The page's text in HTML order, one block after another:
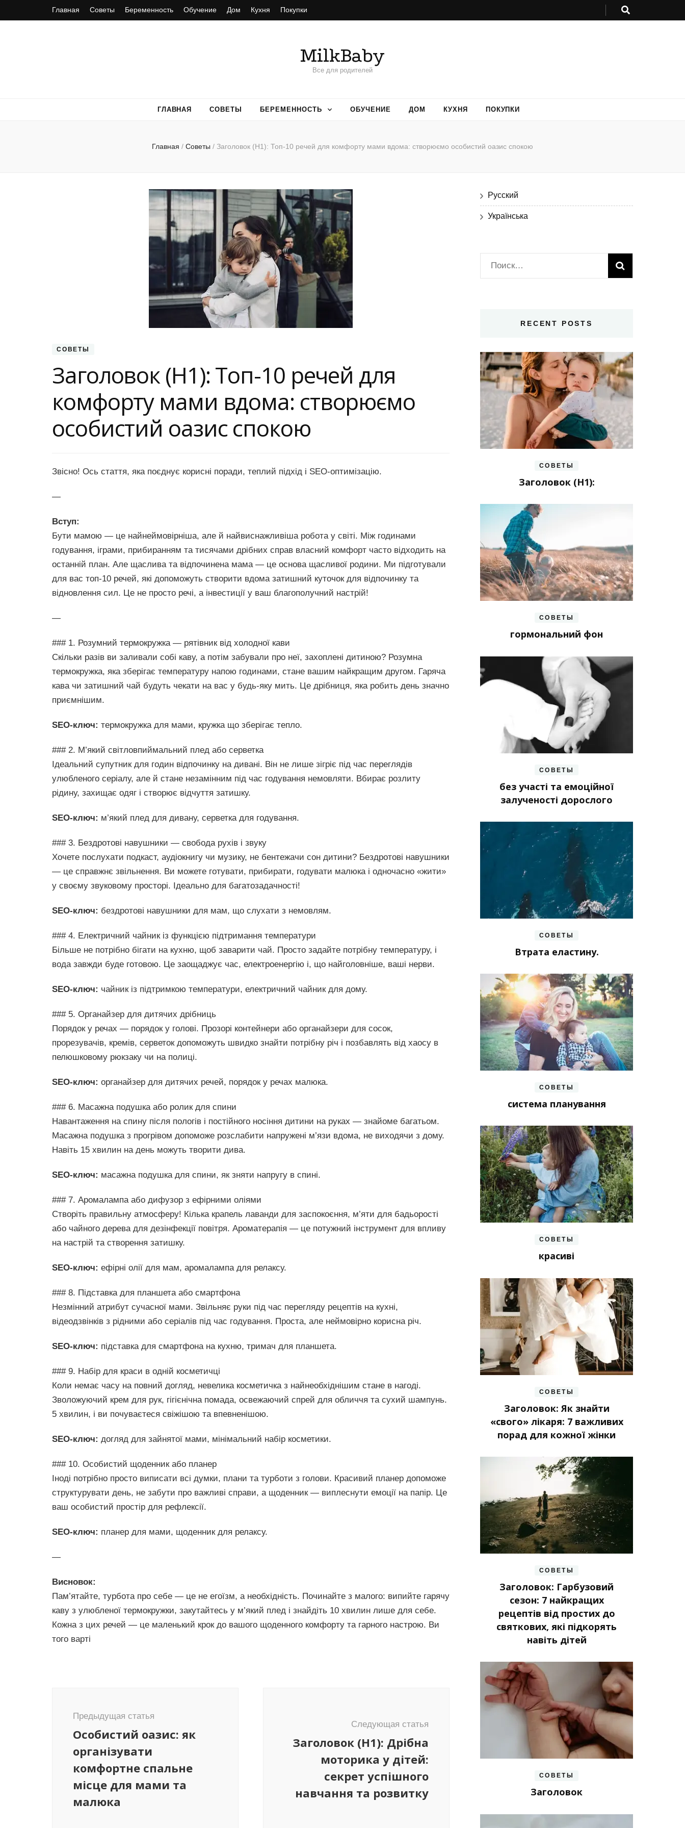
Главная Советы Беременность Обучение Дом Кухня Покупки
MilkBaby
Все для родителей
ГЛАВНАЯ СОВЕТЫ БЕРЕМЕННОСТЬ ОБУЧЕНИЕ ДОМ КУХНЯ ПОКУПКИ
Главная / Советы / Заголовок (H1): Топ-10 речей для комфорту мами вдома: створюємо особистий оазис спокою
СОВЕТЫ
Заголовок (H1): Топ-10 речей для
комфорту мами вдома: створюємо
особистий оазис спокою
Звісно! Ось стаття, яка поєднує корисні поради, теплий підхід і SEO-оптимізацію.
—
Вступ:
Бути мамою — це найнеймовірніша, але й найвиснажливіша робота у світі. Між годинами
годування, іграми, прибиранням та тисячами дрібних справ власний комфорт часто відходить на
останній план. Але щаслива та відпочинена мама — це основа щасливої родини. Ми підготували
для вас топ-10 речей, які допоможуть створити вдома затишний куточок для відпочинку та
відновлення сил. Це не просто речі, а інвестиції у ваш благополучний настрій!
—
### 1. Розумний термокружкa — рятівник від холодної кави
Скільки разів ви заливали собі каву, а потім забували про неї, захоплені дитиною? Розумна
термокружка, яка зберігає температуру напою годинами, стане вашим найкращим другом. Гаряча
кава чи затишний чай будуть чекати на вас у будь-яку мить. Це дрібниця, яка робить день значно
приємнішим.
SEO-ключ: термокружка для мами, кружка що зберігає тепло.
### 2. М’який світловпиймальний плед або серветка
Ідеальний супутник для годин відпочинку на дивані. Він не лише зігріє під час переглядів
улюбленого серіалу, але й стане незамінним під час годування немовляти. Вбирає розлиту
рідину, захищає одяг і створює відчуття затишку.
SEO-ключ: м’який плед для дивану, серветка для годування.
### 3. Бездротові навушники — свобода рухів і звуку
Хочете послухати подкаст, аудіокнигу чи музику, не бентежачи сон дитини? Бездротові навушники
— це справжнє звільнення. Ви можете готувати, прибирати, годувати малюка і одночасно «жити»
у своєму звуковому просторі. Ідеально для багатозадачності!
SEO-ключ: бездротові навушники для мам, що слухати з немовлям.
### 4. Електричний чайник із функцією підтримання температури
Більше не потрібно бігати на кухню, щоб заварити чай. Просто задайте потрібну температуру, і
вода завжди буде готовою. Це заощаджує час, електроенергію і, що найголовніше, ваші нерви.
SEO-ключ: чайник із підтримкою температури, електричний чайник для дому.
### 5. Органайзер для дитячих дрібниць
Порядок у речах — порядок у голові. Прозорі контейнери або органайзери для сосок,
прорезувачів, кремів, серветок допоможуть швидко знайти потрібну річ і позбавлять від хаосу в
пелюшковому рюкзаку чи на полиці.
SEO-ключ: органайзер для дитячих речей, порядок у речах малюка.
### 6. Масажна подушка або ролик для спини
Навантаження на спину після пологів і постійного носіння дитини на руках — знайоме багатьом.
Масажна подушка з прогрівом допоможе розслабити напружені м’язи вдома, не виходячи з дому.
Навіть 15 хвилин на день можуть творити дива.
SEO-ключ: масажна подушка для спини, як зняти напругу в спині.
### 7. Аромалампа або дифузор з ефірними оліями
Створіть правильну атмосферу! Кілька крапель лаванди для заспокоєння, м’яти для бадьорості
або чайного дерева для дезінфекції повітря. Ароматерапія — це потужний інструмент для впливу
на настрій та створення затишку.
SEO-ключ: ефірні олії для мам, аромалампа для релаксу.
### 8. Підставка для планшета або смартфона
Незмінний атрибут сучасної мами. Звільняє руки під час перегляду рецептів на кухні,
відеодзвінків з рідними або серіалів під час годування. Проста, але неймовірно корисна річ.
SEO-ключ: підставка для смартфона на кухню, тримач для планшета.
### 9. Набір для краси в одній косметичці
Коли немає часу на повний догляд, невелика косметичка з найнеобхіднішим стане в нагоді.
Зволожуючий крем для рук, гігієнічна помада, освежаючий спрей для обличчя та сухий шампунь.
5 хвилин, і ви почуваєтеся свіжішою та впевненішою.
SEO-ключ: догляд для зайнятої мами, мінімальний набір косметики.
### 10. Особистий щоденник або планер
Іноді потрібно просто виписати всі думки, плани та турботи з голови. Красивий планер допоможе
структурувати день, не забути про важливі справи, а щоденник — виплеснути емоції на папір. Це
ваш особистий простір для рефлексії.
SEO-ключ: планер для мами, щоденник для релаксу.
—
Висновок:
Пам’ятайте, турбота про себе — це не егоїзм, а необхідність. Починайте з малого: випийте гарячу
каву з улюбленої термокружки, закутайтесь у м’який плед і знайдіть 10 хвилин лише для себе.
Кожна з цих речей — це маленький крок до вашого щоденного комфорту та гарного настрою. Ви
того варті
записям
Предыдущая статья
Особистий оазис: як
організувати
комфортне спальне
місце для мами та
малюка
Следующая статья
Заголовок (H1): Дрібна
моторика у дітей:
секрет успішного
навчання та розвитку
Русский
Українська
Найти:
RECENT POSTS
СОВЕТЫ
Заголовок (H1):
СОВЕТЫ
гормональний фон
СОВЕТЫ
без участі та емоційної
залученості дорослого
СОВЕТЫ
Втрата еластину.
СОВЕТЫ
система планування
СОВЕТЫ
красиві
СОВЕТЫ
Заголовок: Як знайти
«свого» лікаря: 7 важливих
порад для кожної жінки
СОВЕТЫ
Заголовок: Гарбузовий
сезон: 7 найкращих
рецептів від простих до
святкових, які підкорять
навіть дітей
СОВЕТЫ
Заголовок